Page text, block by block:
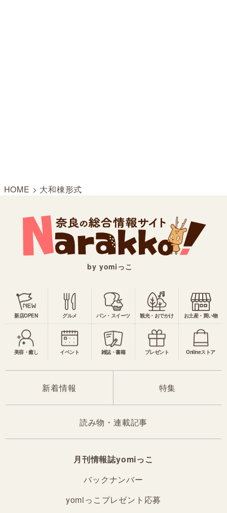
HOME > 大和棟形式
by yomiっこ
新店OPEN グルメ パン・スイーツ 観光・おでかけ お土産・買い物
美容・癒し イベント 雑誌・書籍 プレゼント Onlineストア
新着情報 特集
読み物・連載記事
月刊情報誌yomiっこ
バックナンバー
yomiっこプレゼント応募